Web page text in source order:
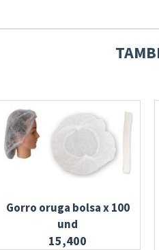
Gorro oruga bolsa x 100
und
15,400